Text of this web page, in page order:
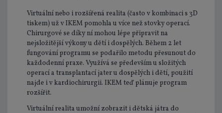
Virtuální nebo i rozšířená realita (často v kombinaci s 3D
tiskem) už v IKEM pomohla u více než stovky operací.
Chirurgové se díky ní mohou lépe připravit na
nejsložitější výkony u dětí i dospělých. Během 2 let
fungování programu se podařilo metodu přesunout do
každodenní praxe. Využívá se především u složitých
operací a transplantací jater u dospělých i dětí, použití
najde i v kardiochirurgii. IKEM teď plánuje program
rozšířit.
Virtuální realita umožní zobrazit i dětská játra do